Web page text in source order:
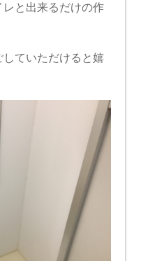
と出来るだけの作
ていただけると嬉